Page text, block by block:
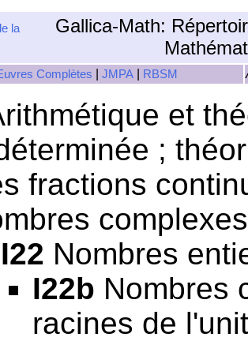
Gallica-Math:
Complètes JMPA RBSM
et
;
fractions
I22 Nombres
I22b Nombres
racines de